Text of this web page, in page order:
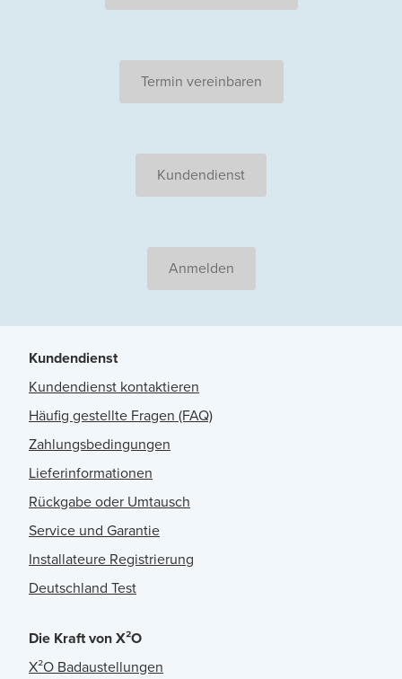
Termin vereinbaren
Kundendienst
Anmelden
Kundendienst
Kundendienst kontaktieren
Häufig gestellte Fragen (FAQ)
Zahlungsbedingungen
Lieferinformationen
Rückgabe oder Umtausch
Service und Garantie
Installateure Registrierung
Deutschland Test
Die Kraft von X²O
X²O Badaustellungen